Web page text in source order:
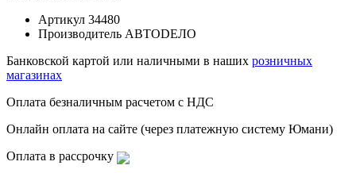
Артикул 34480
Производитель АВТОDЕЛО
Банковской картой или наличными в наших розничных
магазинах
Оплата безналичным расчетом с НДС
Онлайн оплата на сайте (через платежную систему Юмани)
Оплата в рассрочку